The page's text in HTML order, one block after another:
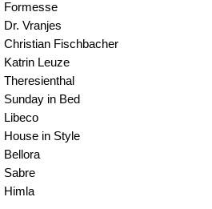
Formesse
Dr. Vranjes
Christian Fischbacher
Katrin Leuze
Theresienthal
Sunday in Bed
Libeco
House in Style
Bellora
Sabre
Himla